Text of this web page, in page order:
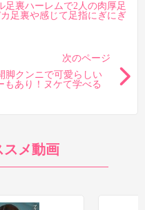
足裏ハーレムで2人の肉厚足
足裏や感じて足指にぎにぎ
次のページ
脚クンニで可愛らしい
もあり！ヌケて学べる
スメ動画